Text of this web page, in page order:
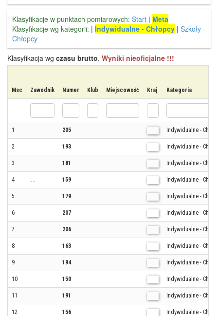
Klasyfikacje w punktach pomiarowych: Start | Meta
Klasyfikacje wg kategorii: | Indywidualne - Chłopcy | Szkoły -
Chłopcy
Klasyfikacja wg czasu brutto. Wyniki nieoficjalne !!!
Msc Zawodnik Numer Klub Miejscowość Kraj Kategoria
1 205 Indywidualne -
2 193 Indywidualne -
3 181 Indywidualne -
4 . . 159 Indywidualne -
5 179 Indywidualne -
6 207 Indywidualne -
7 206 Indywidualne -
8 163 Indywidualne -
9 194 Indywidualne -
10 150 Indywidualne -
11 191 Indywidualne -
12 156 Indywidualne -